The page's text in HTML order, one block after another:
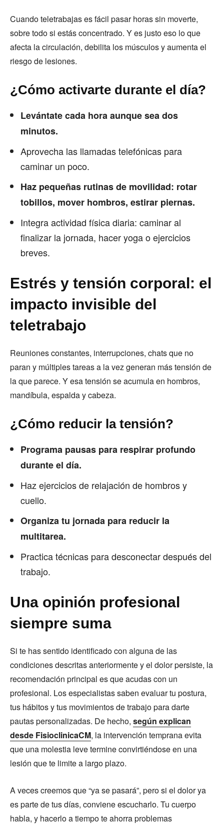
Cuando teletrabajas es fácil pasar horas sin moverte,
sobre todo si estás concentrado. Y es justo eso lo que
afecta la circulación, debilita los músculos y aumenta el
riesgo de lesiones.
¿Cómo activarte durante el día?
Levántate cada hora aunque sea dos
minutos.
Aprovecha las llamadas telefónicas para
caminar un poco.
Haz pequeñas rutinas de movilidad: rotar
tobillos, mover hombros, estirar piernas.
Integra actividad física diaria: caminar al
finalizar la jornada, hacer yoga o ejercicios
breves.
Estrés y tensión corporal: el
impacto invisible del
teletrabajo
Reuniones constantes, interrupciones, chats que no
paran y múltiples tareas a la vez generan más tensión de
la que parece. Y esa tensión se acumula en hombros,
mandíbula, espalda y cabeza.
¿Cómo reducir la tensión?
Programa pausas para respirar profundo
durante el día.
Haz ejercicios de relajación de hombros y
cuello.
Organiza tu jornada para reducir la
multitarea.
Practica técnicas para desconectar después del
trabajo.
Una opinión profesional
siempre suma
Si te has sentido identificado con alguna de las
condiciones descritas anteriormente y el dolor persiste, la
recomendación principal es que acudas con un
profesional. Los especialistas saben evaluar tu postura,
tus hábitos y tus movimientos de trabajo para darte
pautas personalizadas. De hecho, según explican
desde FisioclinicaCM, la intervención temprana evita
que una molestia leve termine convirtiéndose en una
lesión que te limite a largo plazo.
A veces creemos que “ya se pasará”, pero si el dolor ya
es parte de tus días, conviene escucharlo. Tu cuerpo
habla, y hacerlo a tiempo te ahorra problemas